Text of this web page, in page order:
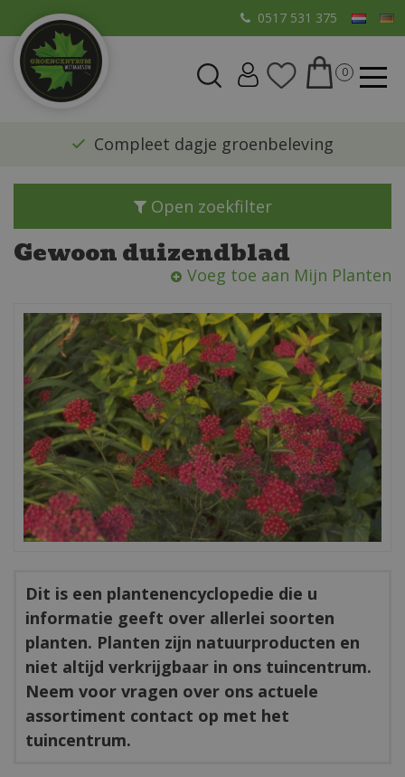
a
0517 531 375
​Compleet dagje groenbeleving
Open zoekfilter
Gewoon duizendblad
Voeg toe aan Mijn Planten
Dit is een plantenencyclopedie die u
informatie geeft over allerlei soorten
planten. Planten zijn natuurproducten en
niet altijd verkrijgbaar in ons tuincentrum.
Neem voor vragen over ons actuele
assortiment contact op met het
tuincentrum.